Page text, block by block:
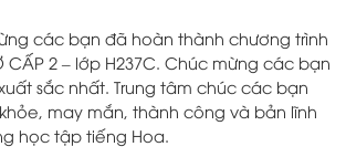
các bạn đã hoàn thành chương trình
CẤP 2 – lớp H237C. Chúc mừng các bạn
sắc nhất. Trung tâm chúc các bạn
may mắn, thành công và bản lĩnh
học tập tiếng Hoa.